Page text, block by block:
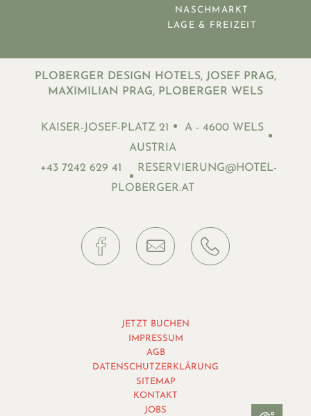
NASCHMARKT
LAGE & FREIZEIT
PLOBERGER DESIGN HOTELS, JOSEF PRAG,
MAXIMILIAN PRAG, PLOBERGER WELS
KAISER-JOSEF-PLATZ 21
A - 4600 WELS
AUSTRIA
+43 7242 629 41
RESERVIERUNG@HOTEL-
PLOBERGER.AT
JETZT BUCHEN
IMPRESSUM
AGB
DATENSCHUTZERKLÄRUNG
SITEMAP
KONTAKT
JOBS